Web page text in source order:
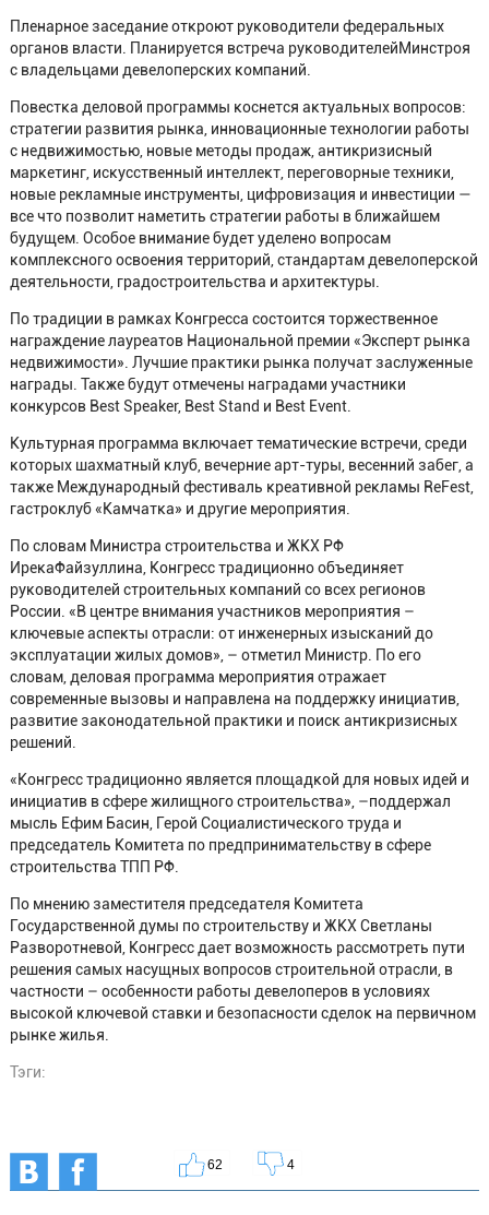
Пленарное заседание откроют руководители федеральных
органов власти. Планируется встреча руководителейМинстроя
с владельцами девелоперских компаний.
Повестка деловой программы коснется актуальных вопросов:
стратегии развития рынка, инновационные технологии работы
с недвижимостью, новые методы продаж, антикризисный
маркетинг, искусственный интеллект, переговорные техники,
новые рекламные инструменты, цифровизация и инвестиции —
все что позволит наметить стратегии работы в ближайшем
будущем. Особое внимание будет уделено вопросам
комплексного освоения территорий, стандартам девелоперской
деятельности, градостроительства и архитектуры.
По традиции в рамках Конгресса состоится торжественное
награждение лауреатов Национальной премии «Эксперт рынка
недвижимости». Лучшие практики рынка получат заслуженные
награды. Также будут отмечены наградами участники
конкурсов Best Speaker, Best Stand и Best Event.
Культурная программа включает тематические встречи, среди
которых шахматный клуб, вечерние арт-туры, весенний забег, а
также Международный фестиваль креативной рекламы ReFest,
гастроклуб «Камчатка» и другие мероприятия.
По словам Министра строительства и ЖКХ РФ
ИрекаФайзуллина, Конгресс традиционно объединяет
руководителей строительных компаний со всех регионов
России. «В центре внимания участников мероприятия –
ключевые аспекты отрасли: от инженерных изысканий до
эксплуатации жилых домов», – отметил Министр. По его
словам, деловая программа мероприятия отражает
современные вызовы и направлена на поддержку инициатив,
развитие законодательной практики и поиск антикризисных
решений.
«Конгресс традиционно является площадкой для новых идей и
инициатив в сфере жилищного строительства», –поддержал
мысль Ефим Басин, Герой Социалистического труда и
председатель Комитета по предпринимательству в сфере
строительства ТПП РФ.
По мнению заместителя председателя Комитета
Государственной думы по строительству и ЖКХ Светланы
Разворотневой, Конгресс дает возможность рассмотреть пути
решения самых насущных вопросов строительной отрасли, в
частности – особенности работы девелоперов в условиях
высокой ключевой ставки и безопасности сделок на первичном
рынке жилья.
Тэги:
62 4